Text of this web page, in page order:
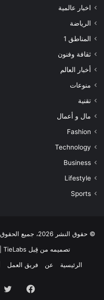
اخبار عالمية
الرياضة
المناطق 1
ثقافة وفنون
أخبار العالم
منوعات
تقنية
مال و أعمال
Fashion
Technology
Business
Lifestyle
Sports
© حقوق النشر 2026، جميع الحقوق محفوظة |
تصميمه من قِبل TieLabs
الرئيسية
عن فريق العمل
فيسبوك